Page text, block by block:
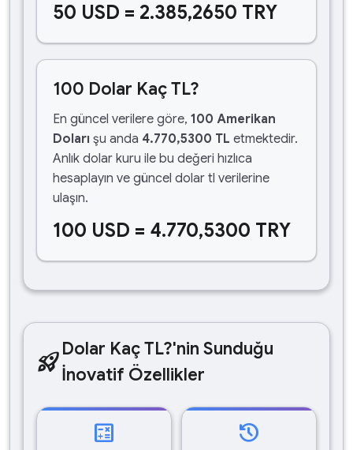
50 USD = 2.385,2650 TRY
100 Dolar Kaç TL?
En güncel verilere göre, 100 Amerikan
Doları şu anda 4.770,5300 TL etmektedir.
Anlık dolar kuru ile bu değeri hızlıca
hesaplayın ve güncel dolar tl verilerine
ulaşın.
100 USD = 4.770,5300 TRY
rocket_launchDolar Kaç TL?'nin Sunduğu
İnovatif Özellikler
calculate history